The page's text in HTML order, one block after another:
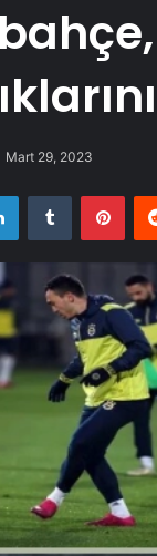
Mart 29, 2023
LinkedInTumblr